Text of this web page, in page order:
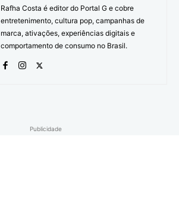
Rafha Costa é editor do Portal G e cobre
entretenimento, cultura pop, campanhas de
marca, ativações, experiências digitais e
comportamento de consumo no Brasil.
Publicidade